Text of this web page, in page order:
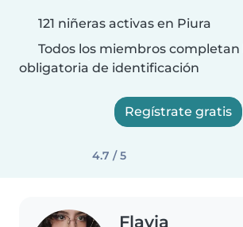
121 niñeras activas en Piura
Todos los miembros
obligatoria de identificación
Regístrate gratis
4.7 / 5
Flavia